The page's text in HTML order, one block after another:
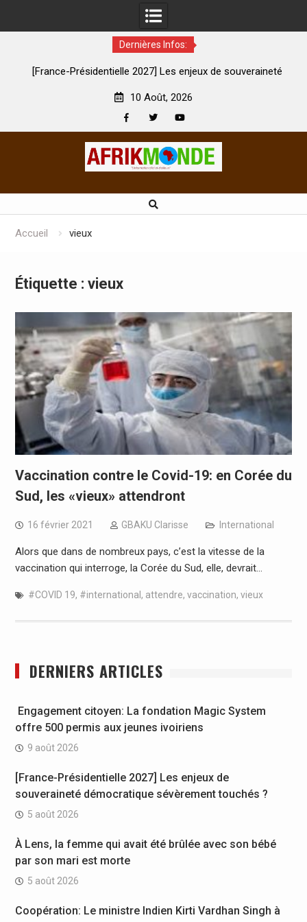
Dernières Infos:
Présidentielle 2027] Les enjeux de souveraineté
À Lens,
10 Août, 2026
Accueil vieux
Étiquette : vieux
Vaccination contre le Covid-19: en Corée du
Sud, les «vieux» attendront
16 février 2021 GBAKU Clarisse International
Alors que dans de nombreux pays, c’est la vitesse de la
vaccination qui interroge, la Corée du Sud, elle, devrait…
#COVID 19, #international , attendre, vaccination, vieux
DERNIERS ARTICLES
Engagement citoyen: La fondation Magic System
offre 500 permis aux jeunes ivoiriens
9 août 2026
[France-Présidentielle 2027] Les enjeux de
souveraineté démocratique sévèrement touchés ?
5 août 2026
À Lens, la femme qui avait été brûlée avec son bébé
par son mari est morte
5 août 2026
Coopération: Le ministre Indien Kirti Vardhan Singh à